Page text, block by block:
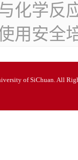
化学反
用安全
of SiChuan. All